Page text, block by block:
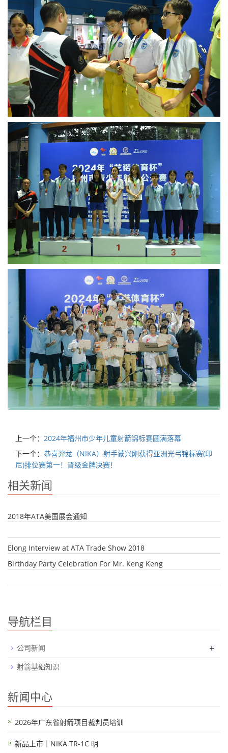
上一个： 2024年福州市少年儿童射箭锦标赛圆满落幕
下一个： 恭喜羿龙（NIKA）射手蒙兴刚获得亚洲光弓锦标赛(印
尼)排位赛第一！晋级金牌决赛！
相关新闻
2018年ATA美国展会通知
Elong Interview at ATA Trade Show 2018
Birthday Party Celebration For Mr. Keng Keng
导航栏目
公司新闻 +
射箭基础知识
新闻中心
2026年广东省射箭项目裁判员培训
新品上市｜NIKA TR-1C 明